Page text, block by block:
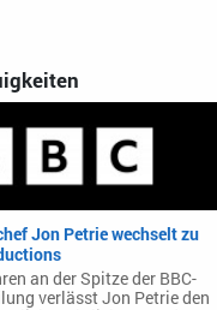
Jon Petrie wechselt zu
an der Spitze der BBC-
verlässt Jon Petrie den